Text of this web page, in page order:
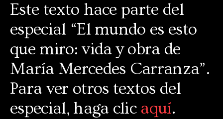
Este texto hace parte del
especial “El mundo es esto
que miro: vida y obra de
María Mercedes Carranza”.
Para ver otros textos del
especial, haga clic aquí.